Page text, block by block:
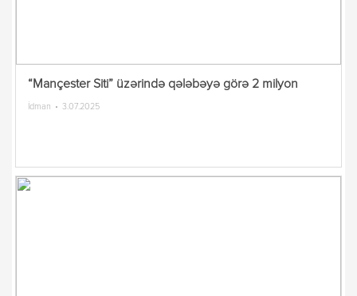
“Mançester Siti” üzərində qələbəyə görə 2 milyon
İdman 3.07.2025